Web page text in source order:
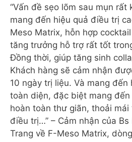
“Vấn đề sẹo lõm sau mụn rất
mang đến hiệu quả điều trị
Meso Matrix, hỗn hợp
tăng trưởng hỗ trợ rất tốt
Đồng thời, giúp tăng sinh
Khách hàng sẽ cảm nhận
10 ngày trị liệu. Và mang đến
toàn diện, đặc biệt mang
hoàn toàn thư giãn, thoải
điều trị…” – Cảm nhận của
Trang về F-Meso Matrix,